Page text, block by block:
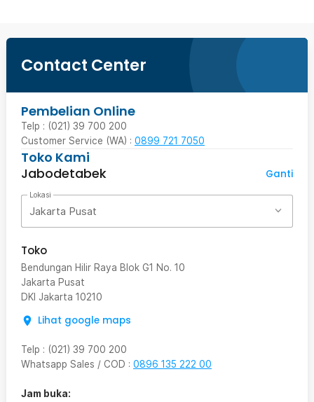
Contact Center
Pembelian Online
Telp : (021) 39 700 200
Customer Service (WA) : 0899 721 7050
Toko Kami
Jabodetabek
Ganti
Lokasi
Jakarta Pusat
Toko
Bendungan Hilir Raya Blok G1 No. 10
Jakarta Pusat
DKI Jakarta 10210
Lihat google maps
Telp : (021) 39 700 200
Whatsapp Sales / COD : 0896 135 222 00
Jam buka: